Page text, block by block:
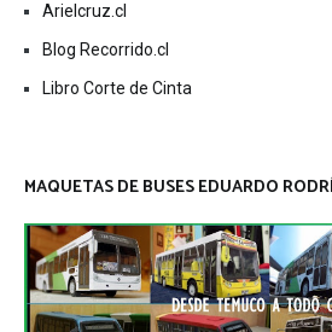
Arielcruz.cl
Blog Recorrido.cl
Libro Corte de Cinta
MAQUETAS DE BUSES EDUARDO